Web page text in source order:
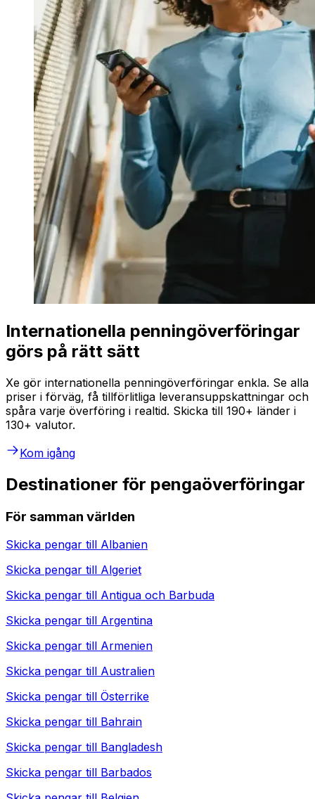
Internationella penningöverföringar
görs på rätt sätt
Xe gör internationella penningöverföringar enkla. Se alla
priser i förväg, få tillförlitliga leveransuppskattningar och
spåra varje överföring i realtid. Skicka till 190+ länder i
130+ valutor.
Kom igång
Destinationer för pengaöverföringar
För samman världen
Skicka pengar till Albanien
Skicka pengar till Algeriet
Skicka pengar till Antigua och Barbuda
Skicka pengar till Argentina
Skicka pengar till Armenien
Skicka pengar till Australien
Skicka pengar till Österrike
Skicka pengar till Bahrain
Skicka pengar till Bangladesh
Skicka pengar till Barbados